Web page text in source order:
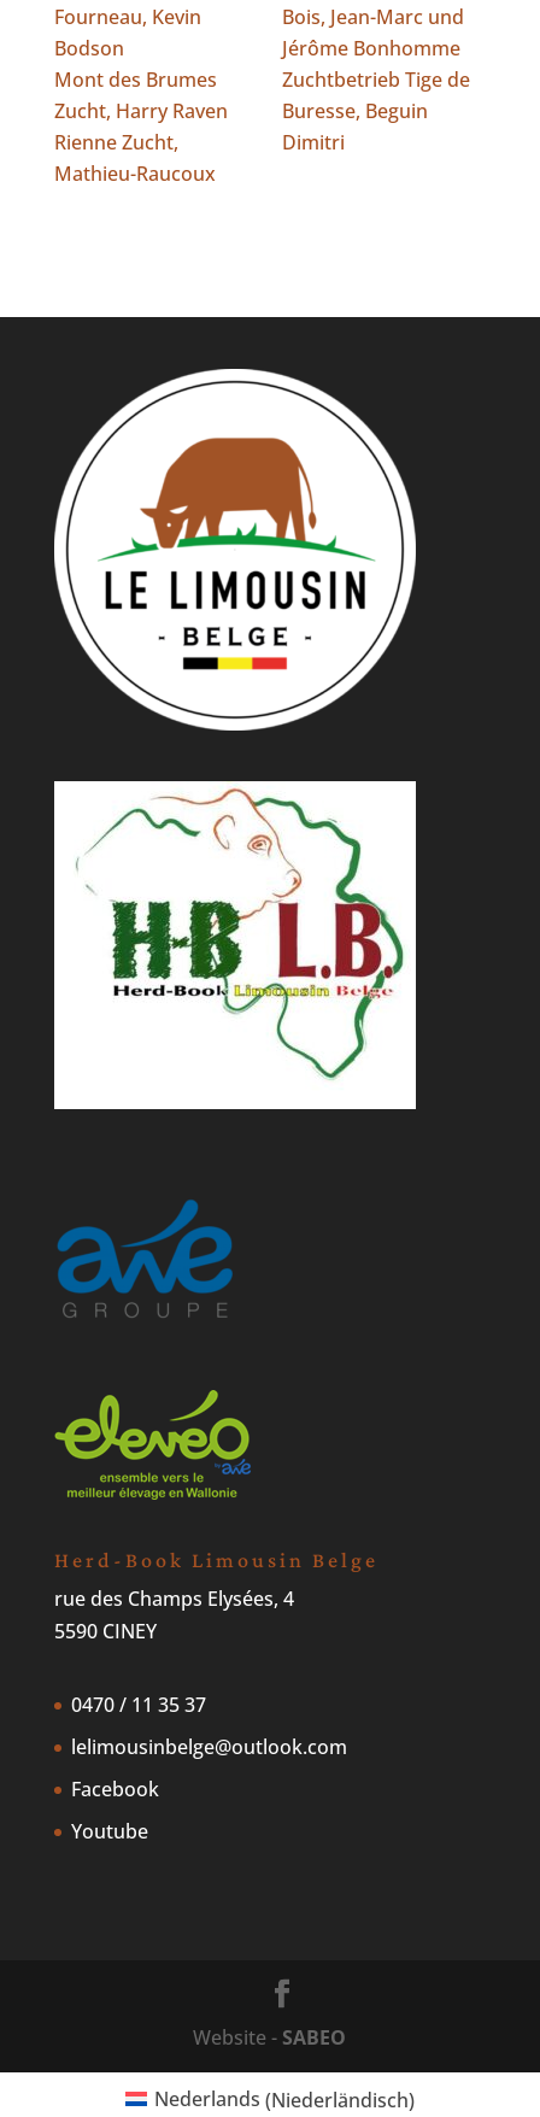
Fourneau, Kevin
Bodson
Mont des Brumes
Zucht, Harry Raven
Rienne Zucht,
Mathieu-Raucoux
Bois, Jean-Marc und
Jérôme Bonhomme
Zuchtbetrieb Tige de
Buresse, Beguin
Dimitri
Herd-Book Limousin Belge
rue des Champs Elysées, 4
5590 CINEY
0470 / 11 35 37
lelimousinbelge@outlook.com
Facebook
Youtube
Website - SABEO
Nederlands (Niederländisch)